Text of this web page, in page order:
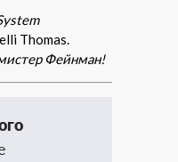
Thomas.
Фейнман!